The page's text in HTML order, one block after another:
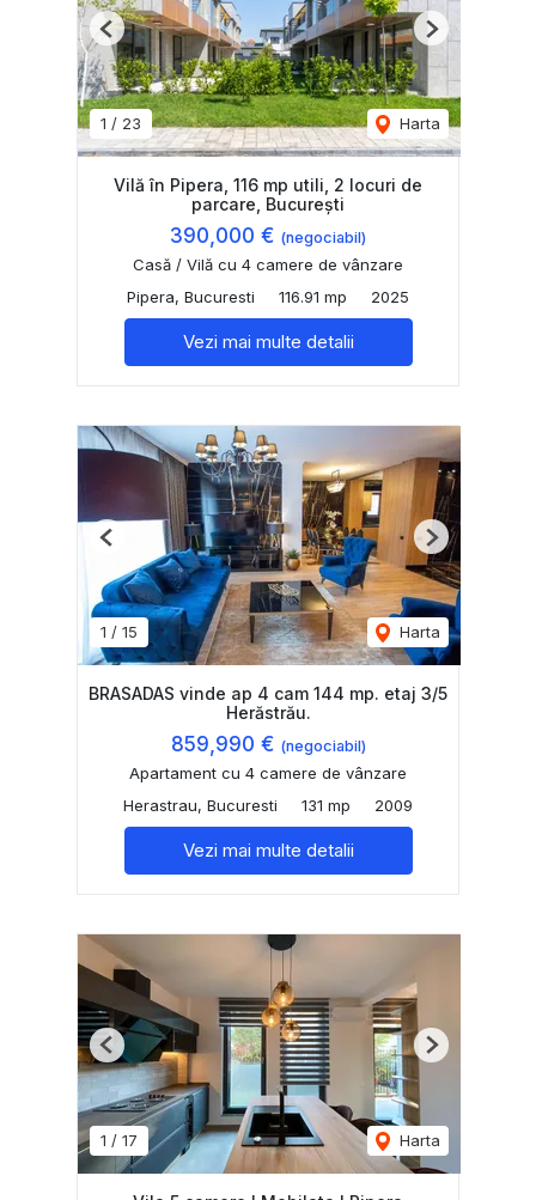
1 / 23 Harta
Previous Next
Vilă în Pipera, 116 mp utili, 2 locuri de
parcare, București
390,000 € (negociabil)
Casă / Vilă cu 4 camere de vânzare
Pipera, Bucuresti
116.91 mp 2025
Vezi mai multe detalii
1 / 15 Harta
Previous Next
BRASADAS vinde ap 4 cam 144 mp. etaj 3/5
Herăstrău.
859,990 € (negociabil)
Apartament cu 4 camere de vânzare
Herastrau, Bucuresti
131 mp 2009
Vezi mai multe detalii
1 / 17 Harta
Previous Next